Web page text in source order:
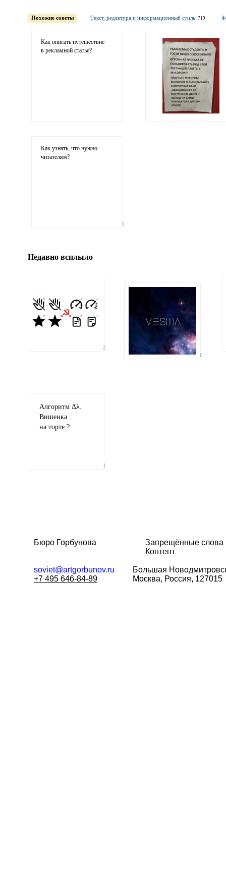
обязательны полностью для публикации
Электронная
гиф или джипег шириной не более 700 пикселей
Похожие советы Текст, редактура и информационный стиль 719
Как описать путешествие
в рекламной статье?
Как узнать, что нужно
читателям?
1
Недавно всплыло
2
1
Алгоритм Δλ.
Вишенка
на торте ?
1
Бюро Горбунова
Запрещённые слова
Контент
soviet@artgorbunov.ru
+7 495 646-84-89
Большая
Москва, Россия, 127015